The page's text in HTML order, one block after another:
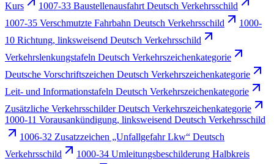
Kurs
1007-33 Baustellenausfahrt Deutsch Verkehrsschild
1007-35 Verschmutzte Fahrbahn Deutsch Verkehrsschild
1000-
10 Richtung, linksweisend Deutsch Verkehrsschild
Verkehrslenkungstafeln Deutsch Verkehrszeichenkategorie
Deutsche Vorschriftszeichen Deutsch Verkehrszeichenkategorie
Leit- und Informationstafeln Deutsch Verkehrszeichenkategorie
Zusätzliche Verkehrsschilder Deutsch Verkehrszeichenkategorie
1000-11 Vorausankündigung, linksweisend Deutsch Verkehrsschild
1006-32 Zusatzzeichen „Unfallgefahr Lkw“ Deutsch
Verkehrsschild
1000-34 Umleitungsbeschilderung Halbkreis